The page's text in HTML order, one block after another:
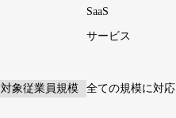
SaaS
サービス
対象従業員規模 全ての規模に対応